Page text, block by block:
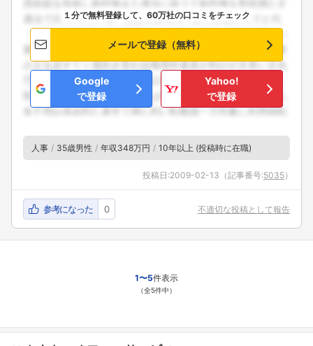
フォローしました
こちらの企業もフォローしませんか？
１分で無料登録して、60万社の口コミをチェック
メールで登録（無料）
Google
で登録
Yahoo!
で登録
人事 35歳男性 年収348万円 10年以上 (投稿時に在職)
投稿日:2009-02-13 （記事番号:5035）
参考になった 0 不適切な投稿として報告
1〜5件表示
（全5件中）